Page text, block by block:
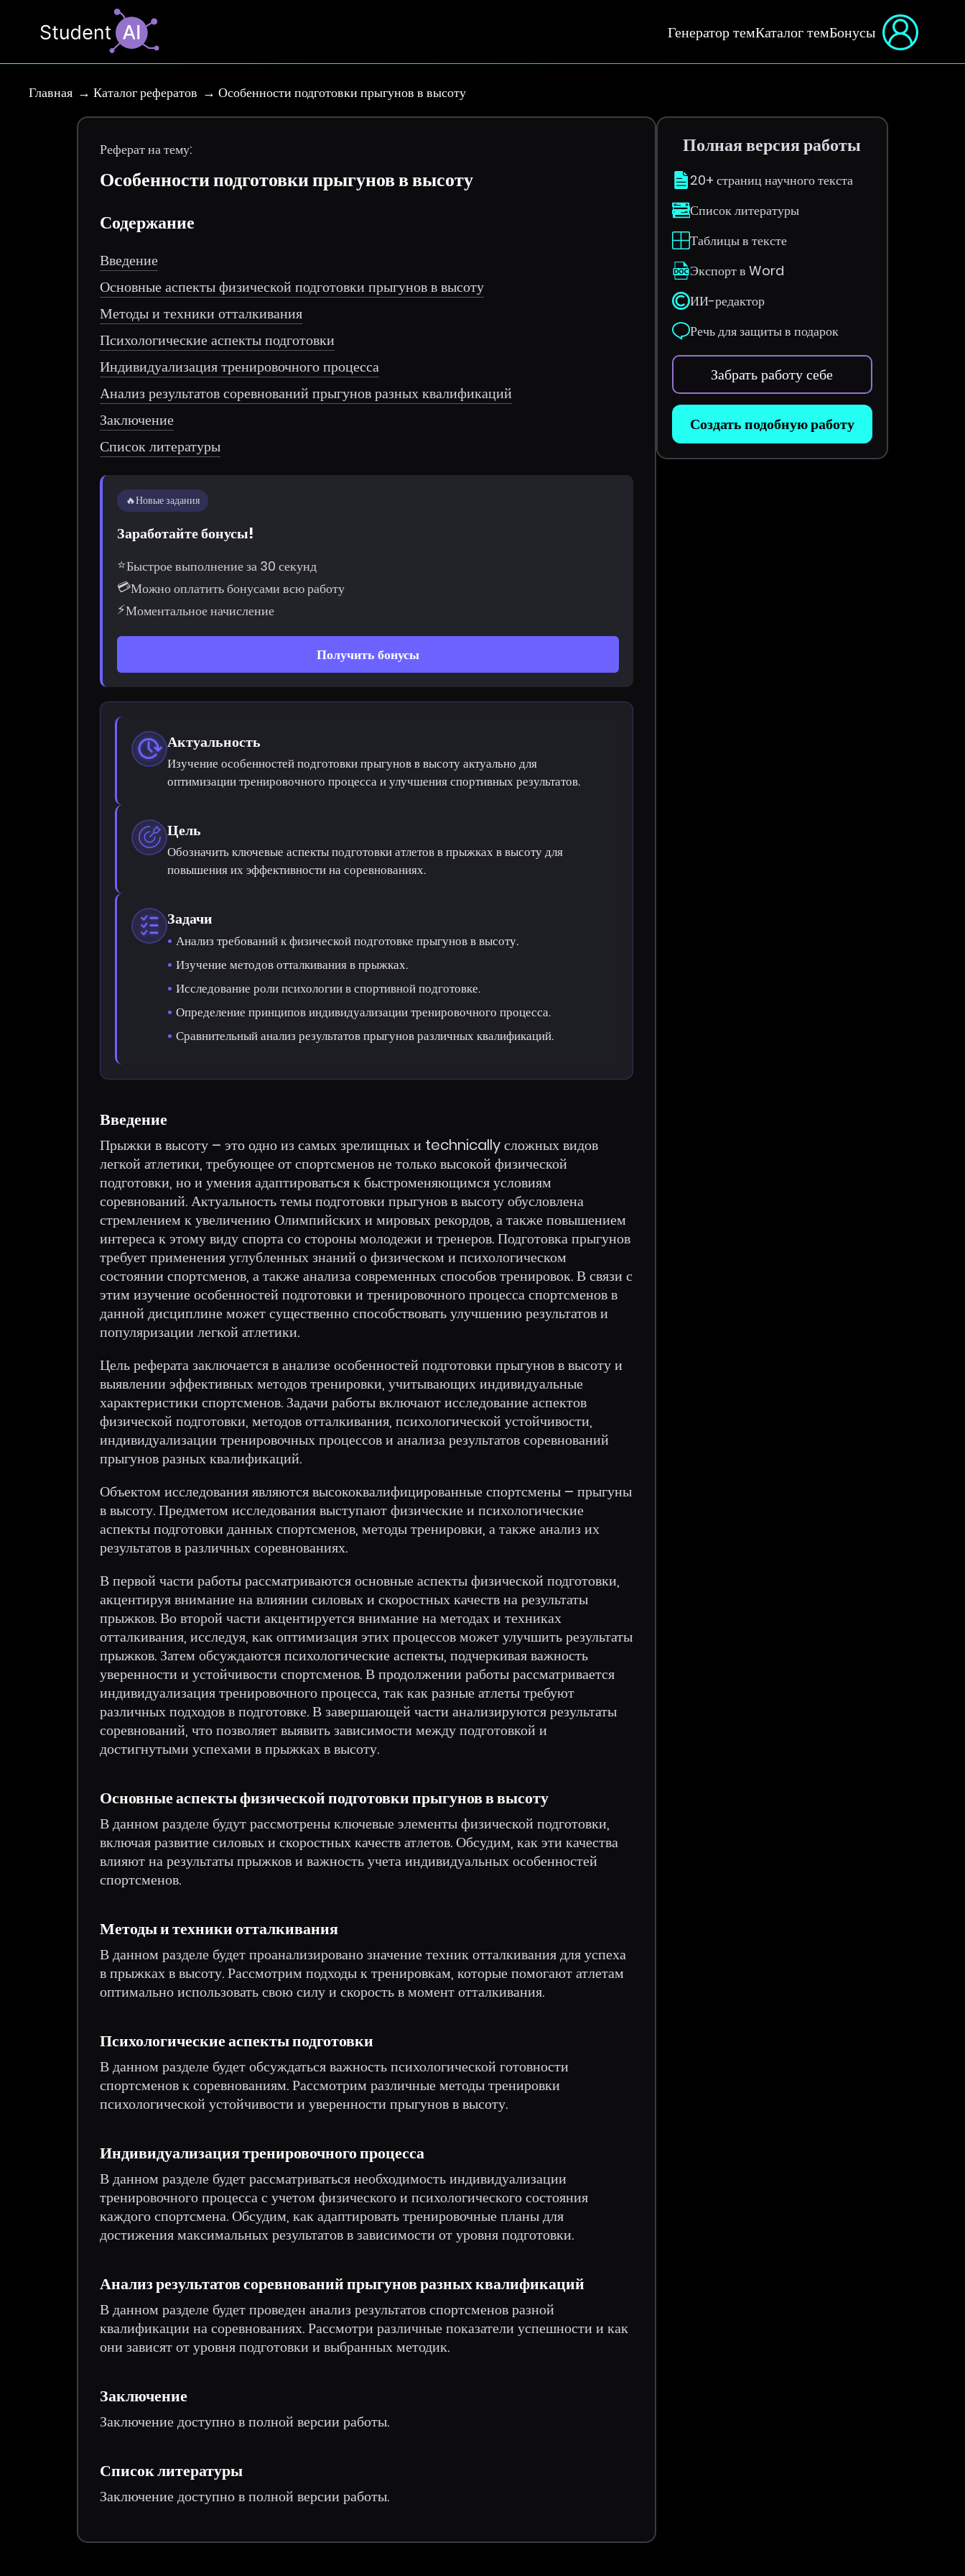
Генератор темКаталог темБонусы
Главная Каталог рефератов Особенности подготовки прыгунов в высоту
Реферат на тему:
Особенности подготовки прыгунов в высоту
Содержание
Введение
Основные аспекты физической подготовки прыгунов в высоту
Методы и техники отталкивания
Психологические аспекты подготовки
Индивидуализация тренировочного процесса
Анализ результатов соревнований прыгунов разных квалификаций
Заключение
Список литературы
🔥Новые задания
Заработайте бонусы!
⭐Быстрое выполнение за 30 секунд
💳Можно оплатить бонусами всю работу
⚡Моментальное начисление
Получить бонусы
Актуальность
Изучение особенностей подготовки прыгунов в высоту актуально для
оптимизации тренировочного процесса и улучшения спортивных результатов.
Цель
Обозначить ключевые аспекты подготовки атлетов в прыжках в высоту для
повышения их эффективности на соревнованиях.
Задачи
Анализ требований к физической подготовке прыгунов в высоту.
Изучение методов отталкивания в прыжках.
Исследование роли психологии в спортивной подготовке.
Определение принципов индивидуализации тренировочного процесса.
Сравнительный анализ результатов прыгунов различных квалификаций.
Введение
Прыжки в высоту – это одно из самых зрелищных и technically сложных видов
легкой атлетики, требующее от спортсменов не только высокой физической
подготовки, но и умения адаптироваться к быстроменяющимся условиям
соревнований. Актуальность темы подготовки прыгунов в высоту обусловлена
стремлением к увеличению Олимпийских и мировых рекордов, а также повышением
интереса к этому виду спорта со стороны молодежи и тренеров. Подготовка прыгунов
требует применения углубленных знаний о физическом и психологическом
состоянии спортсменов, а также анализа современных способов тренировок. В связи с
этим изучение особенностей подготовки и тренировочного процесса спортсменов в
данной дисциплине может существенно способствовать улучшению результатов и
популяризации легкой атлетики.
Цель реферата заключается в анализе особенностей подготовки прыгунов в высоту и
выявлении эффективных методов тренировки, учитывающих индивидуальные
характеристики спортсменов. Задачи работы включают исследование аспектов
физической подготовки, методов отталкивания, психологической устойчивости,
индивидуализации тренировочных процессов и анализа результатов соревнований
прыгунов разных квалификаций.
Объектом исследования являются высококвалифицированные спортсмены – прыгуны
в высоту. Предметом исследования выступают физические и психологические
аспекты подготовки данных спортсменов, методы тренировки, а также анализ их
результатов в различных соревнованиях.
В первой части работы рассматриваются основные аспекты физической подготовки,
акцентируя внимание на влиянии силовых и скоростных качеств на результаты
прыжков. Во второй части акцентируется внимание на методах и техниках
отталкивания, исследуя, как оптимизация этих процессов может улучшить результаты
прыжков. Затем обсуждаются психологические аспекты, подчеркивая важность
уверенности и устойчивости спортсменов. В продолжении работы рассматривается
индивидуализация тренировочного процесса, так как разные атлеты требуют
различных подходов в подготовке. В завершающей части анализируются результаты
соревнований, что позволяет выявить зависимости между подготовкой и
достигнутыми успехами в прыжках в высоту.
Основные аспекты физической подготовки прыгунов в высоту
В данном разделе будут рассмотрены ключевые элементы физической подготовки,
включая развитие силовых и скоростных качеств атлетов. Обсудим, как эти качества
влияют на результаты прыжков и важность учета индивидуальных особенностей
спортсменов.
Методы и техники отталкивания
В данном разделе будет проанализировано значение техник отталкивания для успеха
в прыжках в высоту. Рассмотрим подходы к тренировкам, которые помогают атлетам
оптимально использовать свою силу и скорость в момент отталкивания.
Психологические аспекты подготовки
В данном разделе будет обсуждаться важность психологической готовности
спортсменов к соревнованиям. Рассмотрим различные методы тренировки
психологической устойчивости и уверенности прыгунов в высоту.
Индивидуализация тренировочного процесса
В данном разделе будет рассматриваться необходимость индивидуализации
тренировочного процесса с учетом физического и психологического состояния
каждого спортсмена. Обсудим, как адаптировать тренировочные планы для
достижения максимальных результатов в зависимости от уровня подготовки.
Анализ результатов соревнований прыгунов разных квалификаций
В данном разделе будет проведен анализ результатов спортсменов разной
квалификации на соревнованиях. Рассмотри различные показатели успешности и как
они зависят от уровня подготовки и выбранных методик.
Заключение
Заключение доступно в полной версии работы.
Список литературы
Заключение доступно в полной версии работы.
Полная версия работы
20+ страниц научного текста
Список литературы
Таблицы в тексте
Экспорт в Word
ИИ-редактор
Речь для защиты в подарок
Забрать работу себе
Создать подобную работу